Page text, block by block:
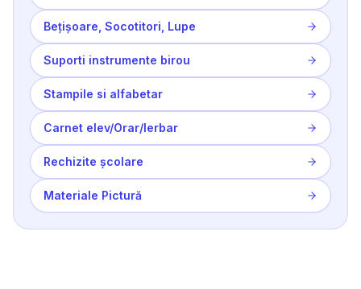
Bețișoare, Socotitori, Lupe
Suporti instrumente birou
Stampile si alfabetar
Carnet elev/Orar/Ierbar
Rechizite școlare
Materiale Pictură